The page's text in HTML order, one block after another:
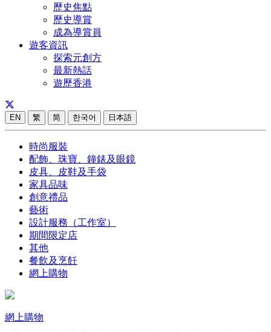
歷史焦點
歷史導賞
成為導賞員
遊客資訊
探索元創方
最新熱話
遊歷香港
EN 繁 简 한국어 日本語
時尚服裝
配飾、珠寶、鐘錶及眼鏡
皮具、皮鞋及手袋
家具品味
創意禮品
藝術
設計服務（工作室）
期間限定店
其他
餐飲及烹飪
網上購物
網上購物